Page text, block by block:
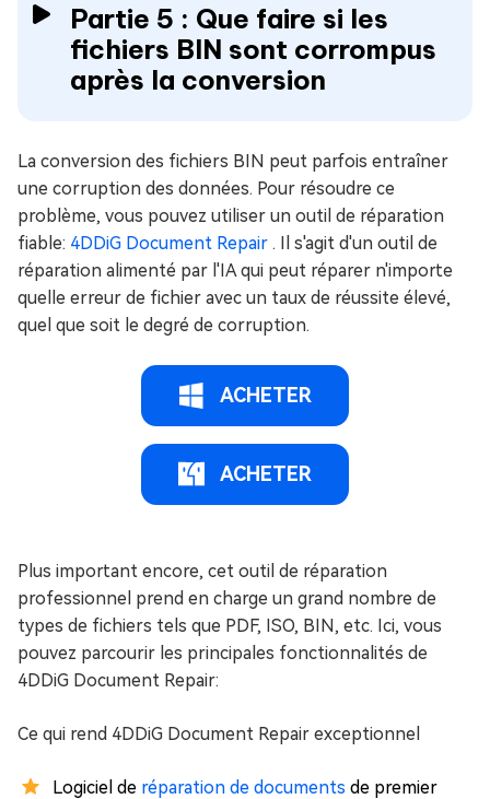
Partie 5 : Que faire si les
fichiers BIN sont corrompus
après la conversion
La conversion des fichiers BIN peut parfois entraîner
une corruption des données. Pour résoudre ce
problème, vous pouvez utiliser un outil de réparation
fiable: 4DDiG Document Repair . Il s'agit d'un outil de
réparation alimenté par l'IA qui peut réparer n'importe
quelle erreur de fichier avec un taux de réussite élevé,
quel que soit le degré de corruption.
ACHETER
ACHETER
Plus important encore, cet outil de réparation
professionnel prend en charge un grand nombre de
types de fichiers tels que PDF, ISO, BIN, etc. Ici, vous
pouvez parcourir les principales fonctionnalités de
4DDiG Document Repair:
Ce qui rend 4DDiG Document Repair exceptionnel
Logiciel de réparation de documents de premier